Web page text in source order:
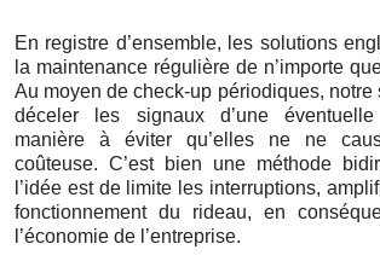
En registre d’ensemble, les solutions
la maintenance régulière de n’importe
Au moyen de check-up périodiques, notre
déceler les signaux d’une
manière à éviter qu’elles ne ne
coûteuse. C’est bien une méthode
l’idée est de limite les interruptions,
fonctionnement du rideau, en
l’économie de l’entreprise.